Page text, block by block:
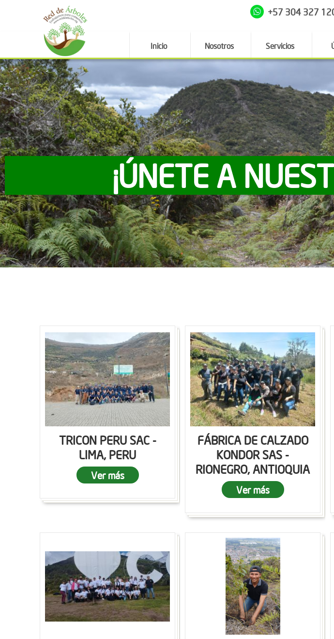
+57 304 327
Inicio Nosotros Servicios
¡ÚNETE A
TRICON PERU SAC -
LIMA, PERU
Ver más
FÁBRICA DE CALZADO
KONDOR SAS -
RIONEGRO, ANTIOQUIA
Ver más